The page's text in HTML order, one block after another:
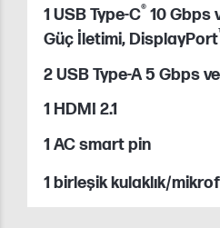
1 USB Type-C® 10 Gbps
Güç İletimi, DisplayPort
2 USB Type-A 5 Gbps
1 HDMI 2.1
1 AC smart pin
1 birleşik kulaklık/